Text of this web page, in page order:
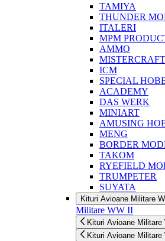
TAMIYA
THUNDER
ITALERI
MPM
AMMO
MISTERCRAFT
ICM
SPECIAL
ACADEMY
DAS WERK
MINIART
AMUSING
MENG
BORDER
TAKOM
RYEFIELD
TRUMPETER
SUYATA
Kituri Avioane Militare
Militare WW II
Kituri Avioane Militare
Kituri Avioane Militare